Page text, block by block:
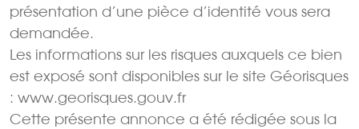
présentation d’une pièce d’identité vous sera
demandée.
Les informations sur les risques auxquels ce bien
est exposé sont disponibles sur le site Géorisques
: www.georisques.gouv.fr
Cette présente annonce a été rédigée sous la